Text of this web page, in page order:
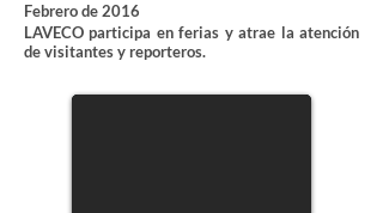
Febrero de 2016
LAVECO participa en ferias y atrae la atención
de visitantes y reporteros.